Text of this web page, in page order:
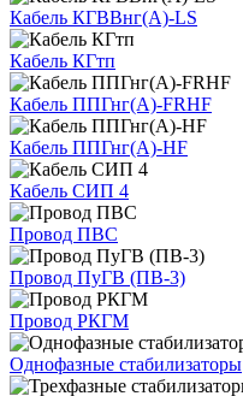
Кабель КГВВнг(А)-LS
Кабель КГтп
Кабель ППГнг(А)-FRHF
Кабель ППГнг(А)-HF
Кабель СИП 4
Провод ПВС
Провод ПуГВ (ПВ-3)
Провод РКГМ
Однофазные стабилизаторы